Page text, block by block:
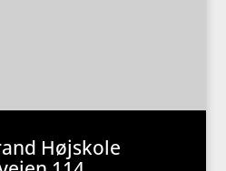
Højskole